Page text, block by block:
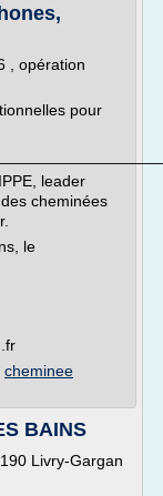
, opération
pour
leader
cheminées
le
cheminee
BAINS
Livry-Gargan